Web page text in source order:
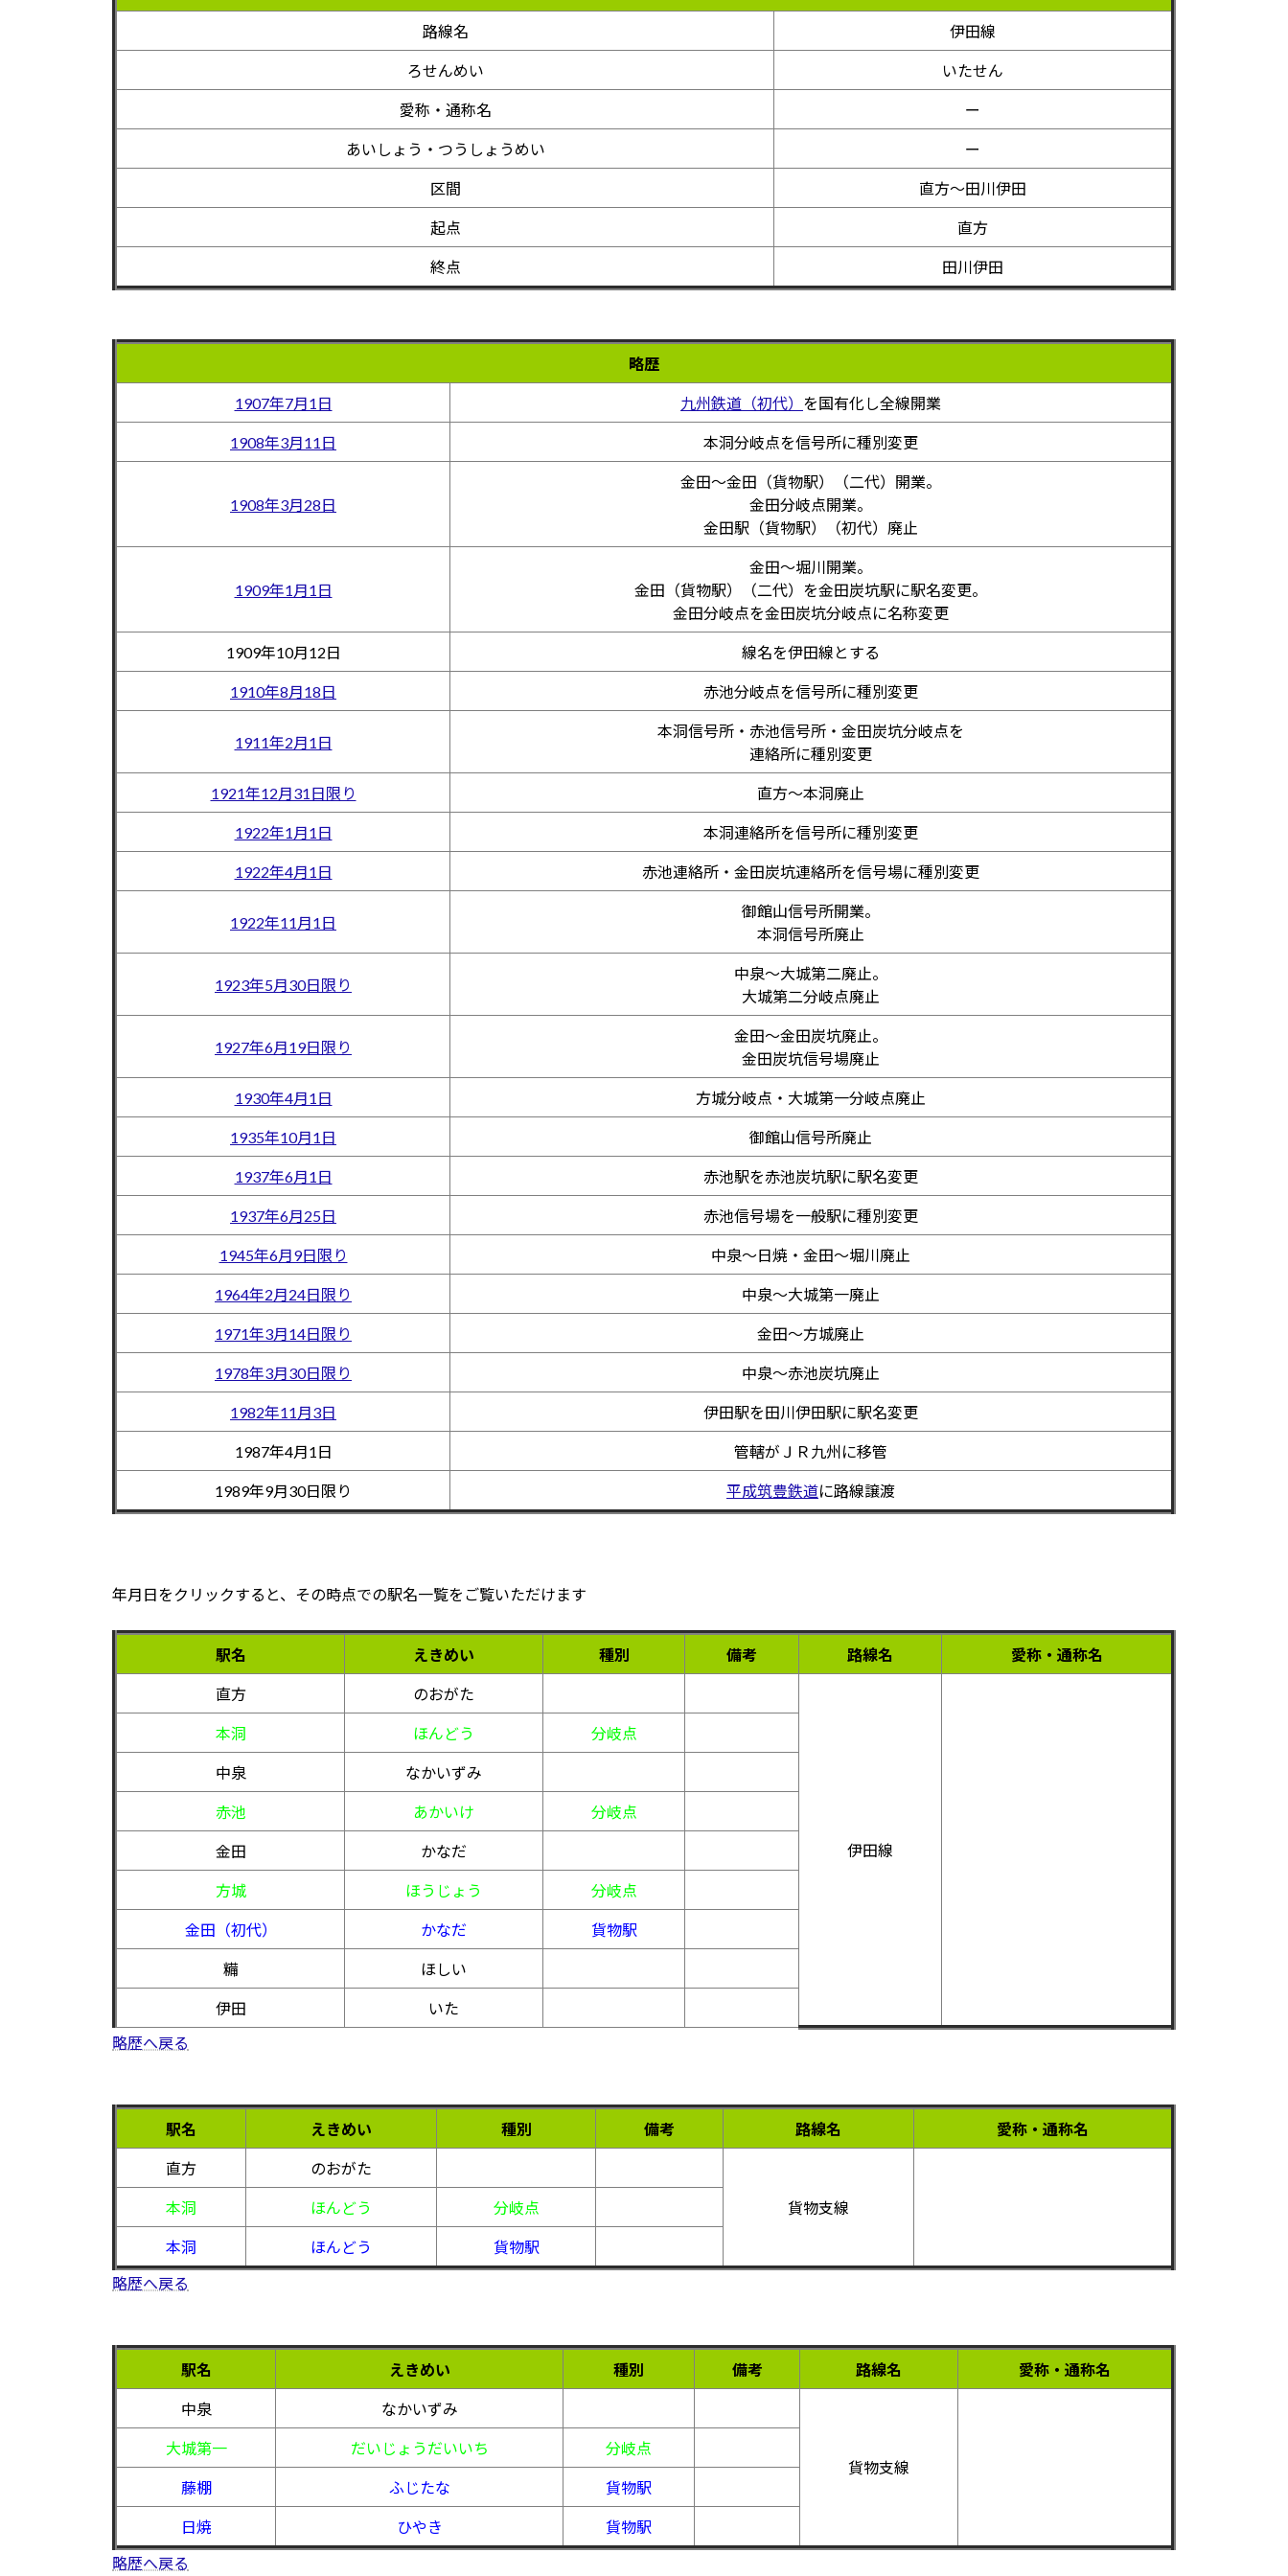
路線名 伊田線
ろせんめい いたせん
愛称・通称名 ー
あいしょう・つうしょうめい ー
区間 直方～田川伊田
起点 直方
終点 田川伊田
略歴
1907年7月1日 九州鉄道（初代） を国有化し全線開業
1908年3月11日 本洞分岐点を信号所に種別変更
1908年3月28日
金田～金田（貨物駅）（二代）開業。
金田分岐点開業。
金田駅（貨物駅）（初代）廃止
1909年1月1日
金田～堀川開業。
金田（貨物駅）（二代）を金田炭坑駅に駅名変更。
金田分岐点を金田炭坑分岐点に名称変更
1909年10月12日 線名を伊田線とする
1910年8月18日 赤池分岐点を信号所に種別変更
1911年2月1日
本洞信号所・赤池信号所・金田炭坑分岐点を
連絡所に種別変更
1921年12月31日限り 直方～本洞廃止
1922年1月1日 本洞連絡所を信号所に種別変更
1922年4月1日 赤池連絡所・金田炭坑連絡所を信号場に種別変更
1922年11月1日
御館山信号所開業。
本洞信号所廃止
1923年5月30日限り
中泉～大城第二廃止。
大城第二分岐点廃止
1927年6月19日限り
金田～金田炭坑廃止。
金田炭坑信号場廃止
1930年4月1日 方城分岐点・大城第一分岐点廃止
1935年10月1日 御館山信号所廃止
1937年6月1日 赤池駅を赤池炭坑駅に駅名変更
1937年6月25日 赤池信号場を一般駅に種別変更
1945年6月9日限り 中泉～日焼・金田～堀川廃止
1964年2月24日限り 中泉～大城第一廃止
1971年3月14日限り 金田～方城廃止
1978年3月30日限り 中泉～赤池炭坑廃止
1982年11月3日 伊田駅を田川伊田駅に駅名変更
1987年4月1日 管轄がＪＲ九州に移管
1989年9月30日限り 平成筑豊鉄道に路線譲渡
年月日をクリックすると、その時点での駅名一覧をご覧いただけます
駅名 えきめい 種別 備考 路線名 愛称・通称名
直方 のおがた
伊田線
本洞 ほんどう 分岐点
中泉 なかいずみ
赤池 あかいけ 分岐点
金田 かなだ
方城 ほうじょう 分岐点
金田（初代） かなだ 貨物駅
糒 ほしい
伊田
いた
略歴へ戻る
駅名 えきめい 種別 備考 路線名 愛称・通称名
直方 のおがた
貨物支線
本洞 ほんどう 分岐点
本洞 ほんどう
貨物駅
略歴へ戻る
駅名 えきめい 種別 備考 路線名 愛称・通称名
中泉 なかいずみ
貨物支線
大城第一 だいじょうだいいち 分岐点
藤棚 ふじたな 貨物駅
日焼 ひやき
貨物駅
略歴へ戻る